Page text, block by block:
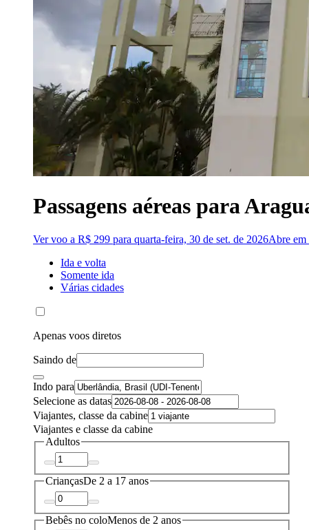
Passagens aéreas para
Ver voo a R$ 299 para quarta-feira, 30 de set. de 2026Abre em
Ida e volta
Somente ida
Várias cidades
Apenas voos diretos
Saindo de
Indo para
Selecione as datas
Viajantes, classe da cabine
Viajantes e classe da cabine
Adultos
CriançasDe 2 a 17 anos
Bebês no coloMenos de 2 anos